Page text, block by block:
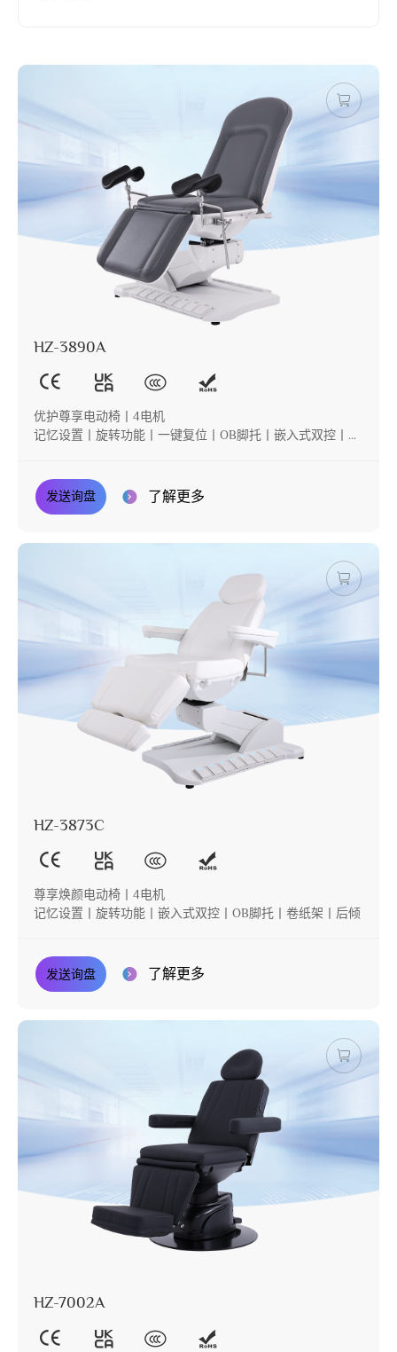
HZ-3890A
优护尊享电动椅丨4电机
记忆设置丨旋转功能丨一键复位丨OB脚托丨嵌入式双控丨后
发送询盘 了解更多
HZ-3873C
尊享焕颜电动椅丨4电机
记忆设置丨旋转功能丨嵌入式双控丨OB脚托丨卷纸架丨后倾
发送询盘 了解更多
HZ-7002A